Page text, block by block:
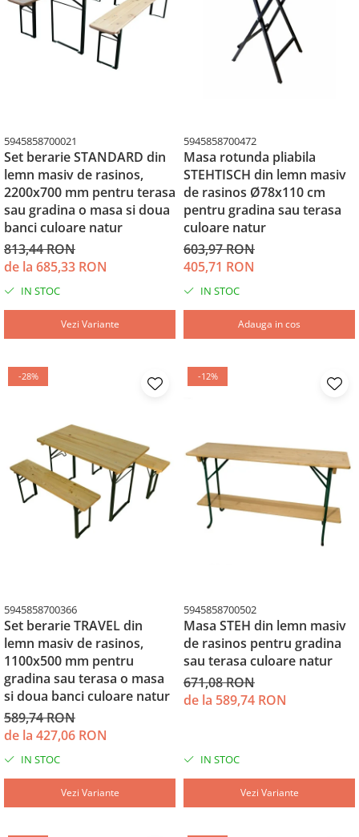
5945858700021
Set berarie STANDARD din
lemn masiv de rasinos,
2200x700 mm pentru terasa
sau gradina o masa si doua
banci culoare natur
813,44 RON
de la 685,33 RON
IN STOC
Vezi Variante
5945858700472
Masa rotunda pliabila
STEHTISCH din lemn masiv
de rasinos Ø78x110 cm
pentru gradina sau terasa
culoare natur
603,97 RON
405,71 RON
IN STOC
Adauga in cos
-28%
5945858700366
Set berarie TRAVEL din
lemn masiv de rasinos,
1100x500 mm pentru
gradina sau terasa o masa
si doua banci culoare natur
589,74 RON
de la 427,06 RON
IN STOC
Vezi Variante
-12%
5945858700502
Masa STEH din lemn masiv
de rasinos pentru gradina
sau terasa culoare natur
671,08 RON
de la 589,74 RON
IN STOC
Vezi Variante